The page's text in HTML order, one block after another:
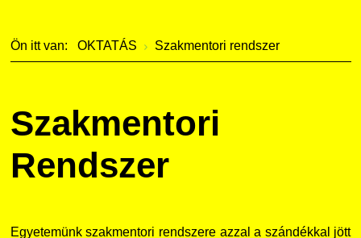
Érdekvédelmi testületek
Díjak, elismerések
Telefonkönyv
Minőségirányítás
Ön itt van: OKTATÁS Szakmentori rendszer
Szakmentori
Rendszer
Egyetemünk szakmentori rendszere azzal a szándékkal jött